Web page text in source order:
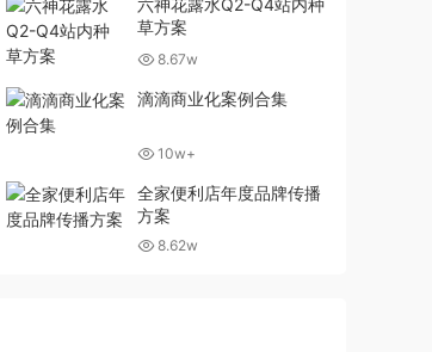
六神花露水Q2-Q4站内种
草方案
8.67w
滴滴商业化案例合集
10w+
全家便利店年度品牌传播
方案
8.62w